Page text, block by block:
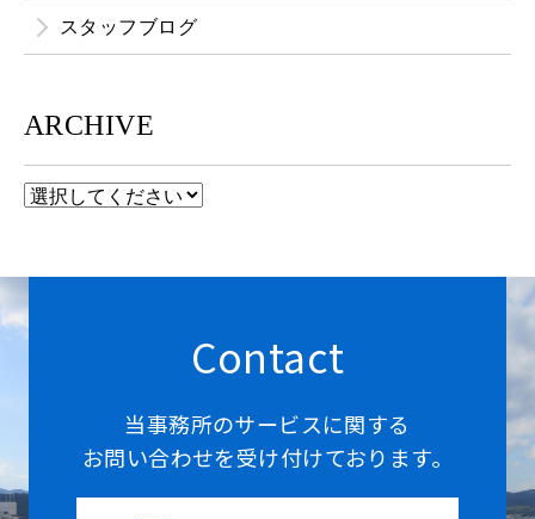
スタッフブログ
ARCHIVE
Contact
当事務所のサービスに関する
お問い合わせを受け付けております。